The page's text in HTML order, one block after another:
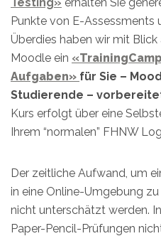
Punkte von E-Assessments
Überdies haben wir mit
Moodle ein «
Aufgaben» für Sie –
Studierende –
Kurs erfolgt über eine
Ihrem “normalen” FHNW
Der zeitliche Aufwand, um
in eine Online-Umgebung
nicht unterschätzt werden.
Paper-Pencil-Prüfungen